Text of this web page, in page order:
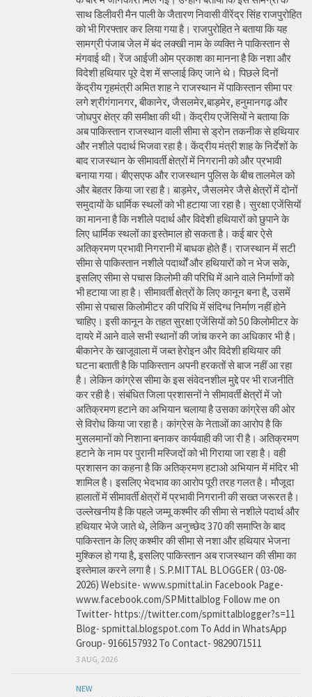
साथ डिलीवरी मैन पाली के जैतारण निवासी वीरेंद्र सिंह राजपुरोहित
को भी गिरफ्तार कर लिया गया है। राजपुरोहित ने बताया कि यह
सामग्री पंजाब जेल में बंद लक्खी नाम के व्यक्ति ने पाकिस्तान से
मंगवाई थी। रेंज आईजी ओम प्रकाश का मानना है कि नशा और
विदेशी हथियार पूरे देश में सप्लाई किए जाने थे। पिछले दिनों
केंद्रीय गृहमंत्री अमित शाह ने राजस्थान में पाकिस्तान सीमा पर
लगे श्रीगंगानगर, बीकानेर, जैसलमेर,बाड़मेर, हनुमानगढ़ और
जोधपुर क्षेत्र की समीक्षा की थी। केंद्रीय एजेंसियों ने बताया कि
अब पाकिस्तान राजस्थान वाली सीमा से ड्रोन तकनीक से हथियार
और नशीले पदार्थ भिजवा रहा है। केंद्रीय मंत्री शाह के निर्देशों के
बाद राजस्थान के सीमावर्ती क्षेत्रों में निगरानी को और प्रभावी
बनाया गया। बीएसएफ और राजस्थान पुलिस के बीच तालमेल को
और बेहतर किया जा रहा है। बाड़मेर, जैसलमेर जैसे क्षेत्रों में दोनों
समुदायों के धार्मिक स्थलों को भी हटाया जा रहा है। सुरक्षा एजेंसियों
का मानना है कि नशीले पदार्थ और विदेशी हथियारों को छुपाने के
लिए धार्मिक स्थलों का इस्तेमाल हो सकता है। कई बार ऐसे
अतिक्रमण प्रभावी निगरानी में बाधक होते हैं। राजस्थान में सटी
सीमा से पाकिस्तान नशीले पदार्थों और हथियारों को न भेज सके,
इसलिए सीमा से पचास किलोमी की परिधि में आने वाले निर्माणों को
भी हटाया जा हा है। सीमावर्ती क्षेत्रों के लिए कानून बना है, उसमें
सीमा से पचास किलोमीटर की परिधि में संदिग्ध निर्माण नहीं होने
चाहिए। इसी कानून के तहत सुरक्षा एजेंसियों को 50 किलोमीटर के
दायरे में आने वाले सभी स्थानों की जांच करने का अधिकार भी है।
बीकानेर के खाजूवाला में जब्त हेरोइन और विदेशी हथियार की
घटना बताती है कि पाकिस्तान अपनी हरकतों से बाज नहीं आ रहा
है। लेकिन कांग्रेस सीमा के इस संवेदनशील मुद्दे पर भी राजनीति
कर रही है। संबंधित जिला प्रशासनों ने सीमावर्ती क्षेत्रों में जो
अतिक्रमण हटाने का अभियान चलाया है उसका कांग्रेस की ओर
से विरोध किया जा रहा है। कांग्रेस के नेताओं का आरोप है कि
मुसलमानों को निशाना बनाकर कार्यवाही की जा री है। अतिक्रमण
हटाने के नाम पर पुरानी मस्जिदों को भी गिराया जा रहा है। वही
प्रशासन का कहना है कि अतिक्रमण हटाओ अभियान में मंदिर भी
शामिल है। इसलिए भेदभाव का आरोप पूरी तरह गलत है। मौजूदा
हालातों में सीमावर्ती क्षेत्रों में प्रभावी निगरानी की सख्त जरूरत है।
उल्लेखनीय है कि पहले जम्मू कश्मीर की सीमा से नशीले पदार्थ और
हथियार भेजे जाते थे, लेकिन अनुच्छेद 370 की समाप्ति के बाद
पाकिस्तान के लिए कश्मीर की सीमा से नशा और हथियार भेजना
मुश्किल हो गया है, इसलिए पाकिस्तान अब राजस्थान की सीमा का
इस्तेमाल करने लगा है। S.P.MITTAL BLOGGER ( 03-08-
2026) Website- www.spmittal.in Facebook Page-
www.facebook.com/SPMittalblog Follow me on
Twitter- https://twitter.com/spmittalblogger?s=11
Blog- spmittal.blogspot.com To Add in WhatsApp
Group- 9166157932 To Contact- 9829071511
3 AUG, 2026
NEW